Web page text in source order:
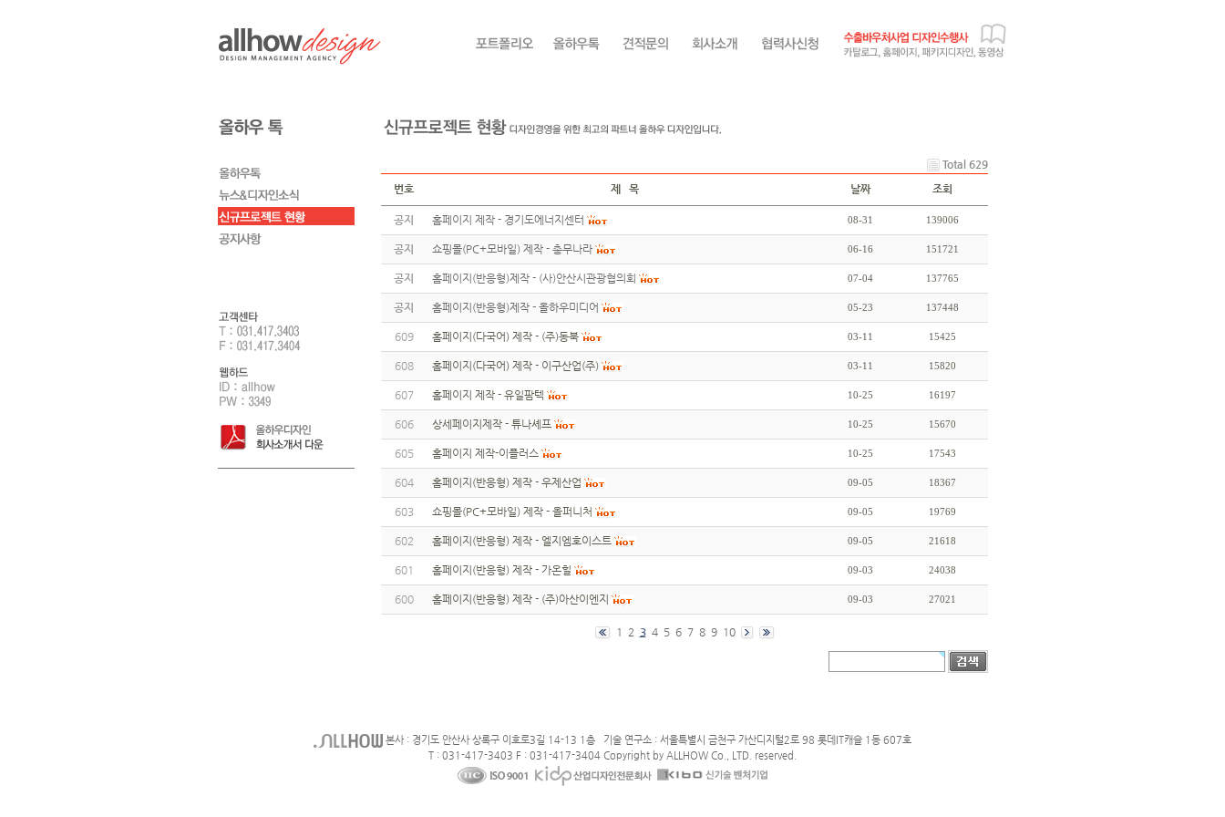
Total 629
번호
제 목 날짜 조회
공지 홈페이지 제작 - 경기도에너지센터 08-31 139006
공지 쇼핑몰(PC+모바일) 제작 - 총무나라 06-16 151721
공지 홈페이지(반응형)제작 - (사)안산시관광협의회 07-04 137765
공지 홈페이지(반응형)제작 - 올하우미디어 05-23 137448
609 홈페이지(다국어) 제작 - (주)동북 03-11 15425
608 홈페이지(다국어) 제작 - 이구산업(주) 03-11 15820
607 홈페이지 제작 - 유일팜텍 10-25 16197
606 상세페이지제작 - 튜나셰프 10-25 15670
605 홈페이지 제작-이플러스 10-25 17543
604 홈페이지(반응형) 제작 - 우제산업 09-05 18367
603 쇼핑몰(PC+모바일) 제작 - 올퍼니처 09-05 19769
602 홈페이지(반응형) 제작 - 엘지엠호이스트 09-05 21618
601 홈페이지(반응형) 제작 - 가온힐 09-03 24038
600 홈페이지(반응형) 제작 - (주)아산이엔지 09-03 27021
1 2 3 4 5 6 7 8 9 10
본사 : 경기도 안산사 상록구 이호로3길 14-13 1층 기술 연구소 : 서울특별시 금천구 가산디지털2로 98 롯데IT캐슬 1동 607호
T : 031-417-3403 F : 031-417-3404 Copyright by ALLHOW Co., LTD. reserved.